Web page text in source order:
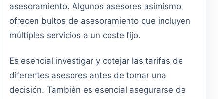
asesoramiento. Algunos asesores asimismo
ofrecen bultos de asesoramiento que incluyen
múltiples servicios a un coste fijo.
Es esencial investigar y cotejar las tarifas de
diferentes asesores antes de tomar una
decisión. También es esencial asegurarse de